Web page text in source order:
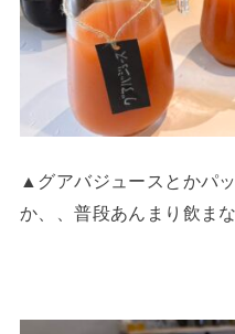
▲グアバジュースとかパ
か、、普段あんまり飲ま